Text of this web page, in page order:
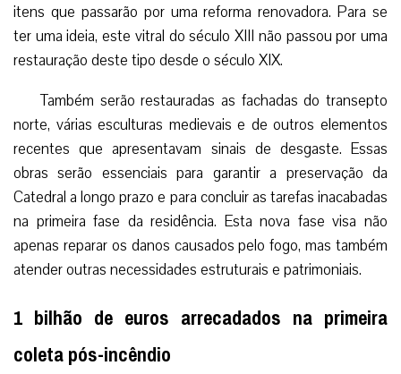
itens que passarão por uma reforma renovadora. Para se
ter uma ideia, este vitral do século XIII não passou por uma
restauração deste tipo desde o século XIX.
Também serão restauradas as fachadas do transepto
norte, várias esculturas medievais e de outros elementos
recentes que apresentavam sinais de desgaste. Essas
obras serão essenciais para garantir a preservação da
Catedral a longo prazo e para concluir as tarefas inacabadas
na primeira fase da residência. Esta nova fase visa não
apenas reparar os danos causados ​​pelo fogo, mas também
atender outras necessidades estruturais e patrimoniais.
1 bilhão de euros arrecadados na primeira
coleta pós-incêndio